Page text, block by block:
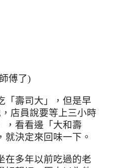
傅了)
「壽司大」，但是早
店員說要等上三小時
，看看邊「大和壽
就決定來回味一下。
在多年以前吃過的老